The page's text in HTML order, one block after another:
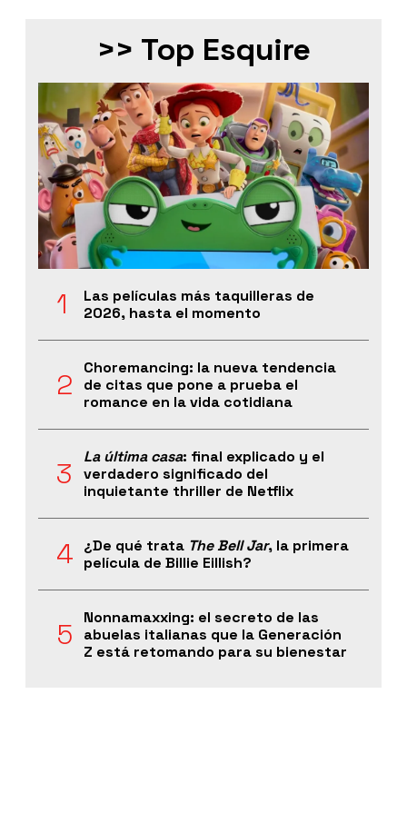
>> Top Esquire
Las películas más taquilleras de
2026, hasta el momento
Choremancing: la nueva tendencia
de citas que pone a prueba el
romance en la vida cotidiana
La última casa: final explicado y el
verdadero significado del
inquietante thriller de Netflix
¿De qué trata The Bell Jar, la primera
película de Billie Eillish?
Nonnamaxxing: el secreto de las
abuelas italianas que la Generación
Z está retomando para su bienestar